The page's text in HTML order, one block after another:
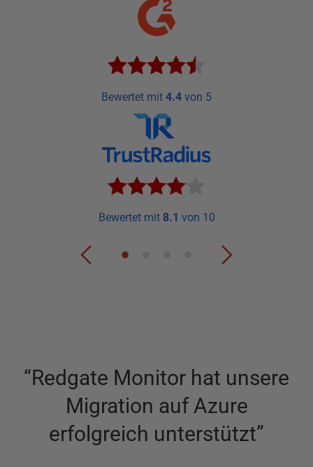
Bewertet mit 4.4 von 5
Bewertet mit 8.1 von 10
“Redgate Monitor hat unsere
Migration auf Azure
erfolgreich unterstützt”